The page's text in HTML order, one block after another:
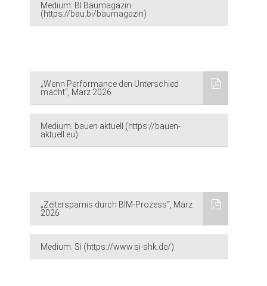
Medium: BI Baumagazin
(https://bau.bi/baumagazin)
„Wenn Performance den Unterschied
macht“, März 2026
Medium: bauen aktuell (https://bauen-
aktuell.eu)
„Zeitersparnis durch BIM-Prozess“, März
2026
Medium: Si (https://www.si-shk.de/)